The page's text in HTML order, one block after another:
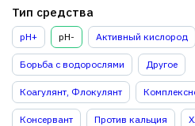
Тип средства
pH+ pH- Активный кислород
Борьба с водорослями Другое
Коагулянт, Флокулянт
Консервант Против кальция